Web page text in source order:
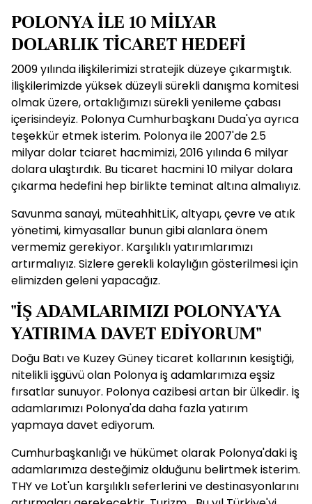
POLONYA İLE 10 MİLYAR
DOLARLIK TİCARET HEDEFİ
2009 yılında ilişkilerimizi stratejik düzeye çıkarmıştık.
İlişkilerimizde yüksek düzeyli sürekli danışma komitesi
olmak üzere, ortaklığımızı sürekli yenileme çabası
içerisindeyiz. Polonya Cumhurbaşkanı Duda'ya ayrıca
teşekkür etmek isterim. Polonya ile 2007'de 2.5
milyar dolar tciaret hacmimizi, 2016 yılında 6 milyar
dolara ulaştırdık. Bu ticaret hacmini 10 milyar dolara
çıkarma hedefini hep birlikte teminat altına almalıyız.
Savunma sanayi, müteahhitLİK, altyapı, çevre ve atık
yönetimi, kimyasallar bunun gibi alanlara önem
vermemiz gerekiyor. Karşılıklı yatırımlarımızı
artırmalıyız. Sizlere gerekli kolaylığın gösterilmesi için
elimizden geleni yapacağız.
"İŞ ADAMLARIMIZI POLONYA'YA
YATIRIMA DAVET EDİYORUM"
Doğu Batı ve Kuzey Güney ticaret kollarının kesiştiği,
nitelikli işgüvü olan Polonya iş adamlarımıza eşsiz
fırsatlar sunuyor. Polonya cazibesi artan bir ülkedir. İş
adamlarımızı Polonya'da daha fazla yatırım
yapmaya davet ediyorum.
Cumhurbaşkanlığı ve hükümet olarak Polonya'daki iş
adamlarımıza desteğimiz olduğunu belirtmek isterim.
THY ve Lot'un karşılıklı seferlerini ve destinasyonlarını